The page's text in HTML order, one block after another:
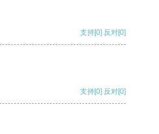
支持[0] 反对[0]
支持[0] 反对[0]